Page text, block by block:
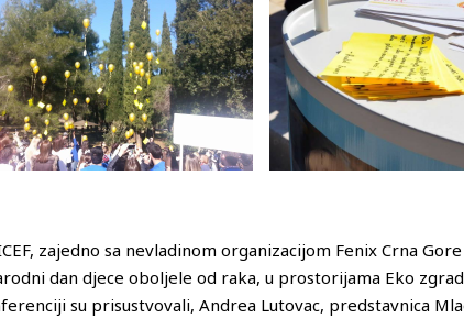
zajedno sa nevladinom organizacijom Fenix Crna
dan djece oboljele od raka, u prostorijama Eko
su prisustvovali, Andrea Lutovac, predstavnica